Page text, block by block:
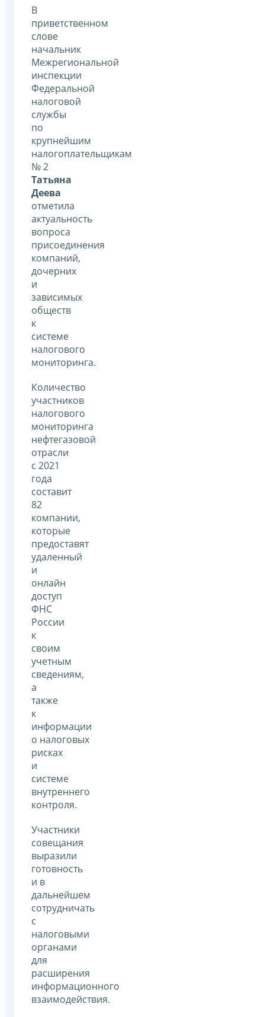
В
приветственном
слове
начальник
Межрегиональной
инспекции
Федеральной
налоговой
службы
по
крупнейшим
налогоплательщикам
№ 2
Татьяна
Деева
отметила
актуальность
вопроса
присоединения
компаний,
дочерних
и
зависимых
обществ
к
системе
налогового
мониторинга.
Количество
участников
налогового
мониторинга
нефтегазовой
отрасли
с 2021
года
составит
82
компании,
которые
предоставят
удаленный
и
онлайн
доступ
ФНС
России
к
своим
учетным
сведениям,
а
также
к
информации
о налоговых
рисках
и
системе
внутреннего
контроля.
Участники
совещания
выразили
готовность
и в
дальнейшем
сотрудничать
с
налоговыми
органами
для
расширения
информационного
взаимодействия.